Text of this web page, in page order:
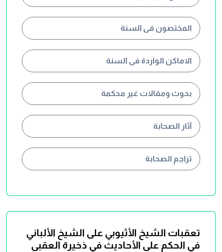
المختصون فى السنة
الاماكن الواردة فى السنة
بحوث ومقالات غير محكمة
آثار الصحابة
تراجم الصحابة
تعقبات الشيخ الأثيوبي على الشيخ الألباني
في الحكم على الأحاديث في ذخيرة العقبى